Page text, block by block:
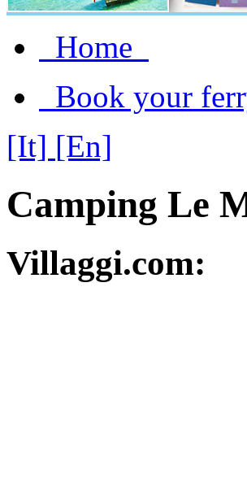
Home
Book your
[It] [En]
Camping Le
Villaggi.com: